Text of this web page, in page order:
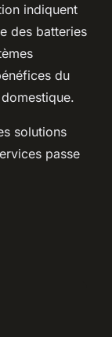
indiquent
des batteries
du
solutions
passe